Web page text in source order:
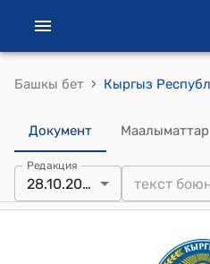
Башкы бет ›
Документ Маалыматтар
Редакция
28.10.2025